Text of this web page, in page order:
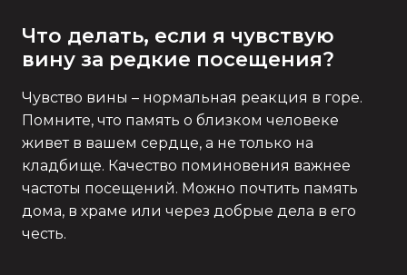
Что делать, если я чувствую
вину за редкие посещения?
Чувство вины – нормальная реакция в горе.
Помните, что память о близком человеке
живет в вашем сердце, а не только на
кладбище. Качество поминовения важнее
частоты посещений. Можно почтить память
дома, в храме или через добрые дела в его
честь.